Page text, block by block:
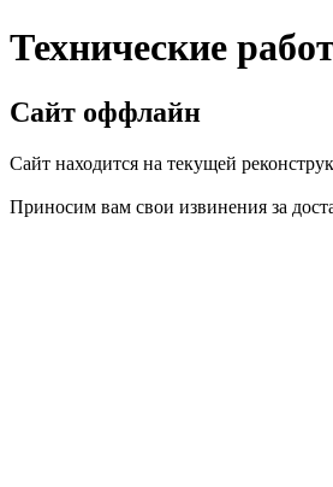
Технические
Сайт оффлайн
Сайт находится на текущей
Приносим вам свои извинения за